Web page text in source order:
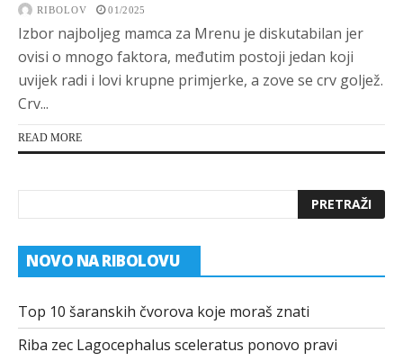
RIBOLOV 01/2025
Izbor najboljeg mamca za Mrenu je diskutabilan jer
ovisi o mnogo faktora, međutim postoji jedan koji
uvijek radi i lovi krupne primjerke, a zove se crv goljež.
Crv...
READ MORE
NOVO NA RIBOLOVU
Top 10 šaranskih čvorova koje moraš znati
Riba zec Lagocephalus sceleratus ponovo pravi